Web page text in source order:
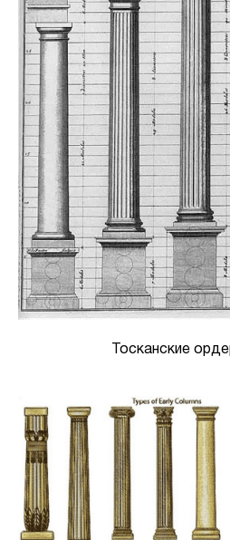
Тосканские